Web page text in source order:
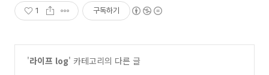
1 구독하기
'라이프 log' 카테고리의 다른 글